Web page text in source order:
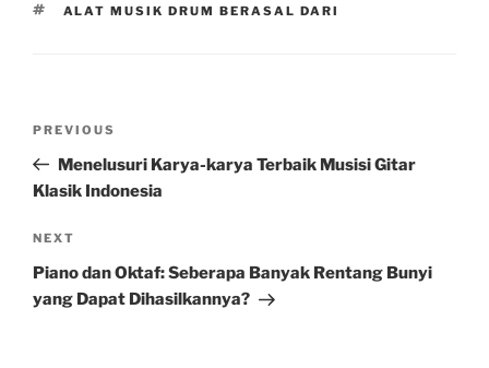
TAGS
ALAT MUSIK DRUM BERASAL DARI
Previous
Post
PREVIOUS
Menelusuri Karya-karya Terbaik Musisi Gitar
Klasik Indonesia
Next
Post
NEXT
Piano dan Oktaf: Seberapa Banyak Rentang Bunyi
yang Dapat Dihasilkannya?